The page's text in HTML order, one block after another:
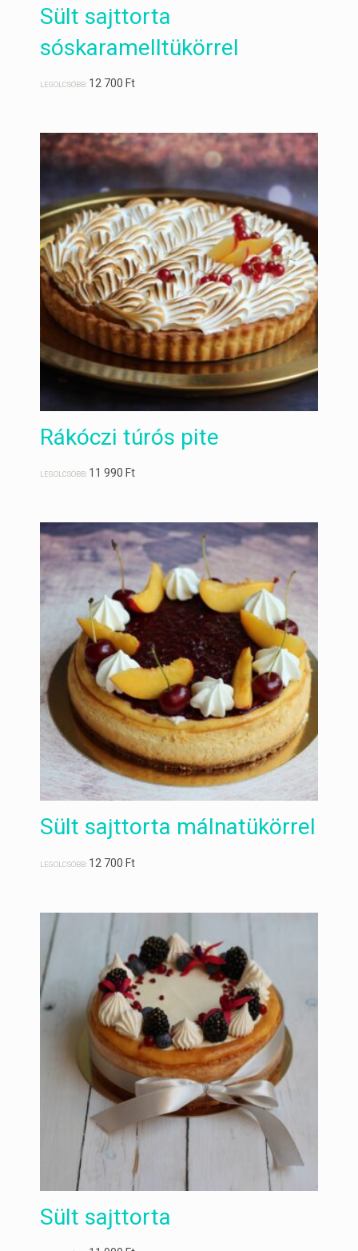
Sült sajttorta
sóskaramelltükörrel
LEGOLCSÓBB: 12 700Ft
Rákóczi túrós pite
LEGOLCSÓBB: 11 990Ft
Sült sajttorta málnatükörrel
LEGOLCSÓBB: 12 700Ft
Sült sajttorta